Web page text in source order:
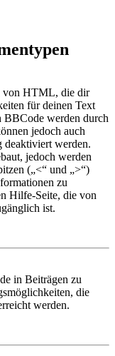
von HTML, die dir
für deinen Text
BBCode werden durch
jedoch auch
deaktiviert werden.
jedoch werden
(„<“ und „>“)
zu
Hilfe-Seite, die von
ist.
in Beiträgen zu
die
werden.